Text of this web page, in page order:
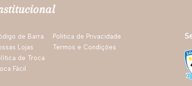
de Barra
Lojas
de Troca
Fácil
Politica de Privacidade
Termos e Condições